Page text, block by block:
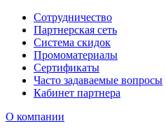
Сотрудничество
Партнерская сеть
Система скидок
Промоматериалы
Сертификаты
Часто задаваемые вопросы
Кабинет партнера
О компании